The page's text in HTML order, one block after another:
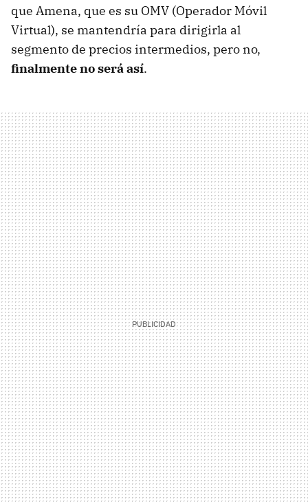
que Amena, que es su OMV (Operador Móvil
Virtual), se mantendría para dirigirla al
segmento de precios intermedios, pero no,
finalmente no será así.